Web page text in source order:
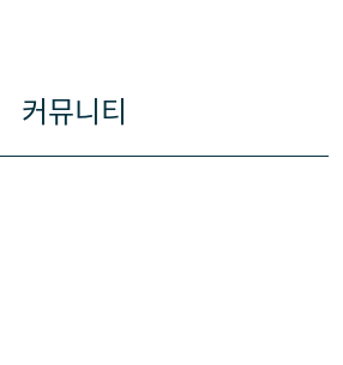
커뮤니티